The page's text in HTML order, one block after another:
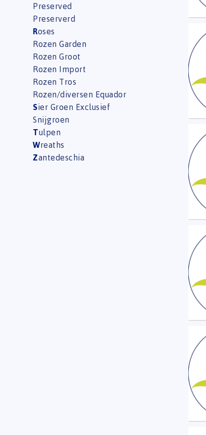
Preserved
Preserverd
Roses
Rozen Garden
Rozen Groot
Rozen Import
Rozen Tros
Rozen/diversen Equador
Sier Groen Exclusief
Snijgroen
Tulpen
Wreaths
Zantedeschia